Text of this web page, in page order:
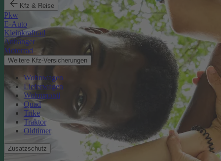
Kfz & Reise
Pkw
E-Auto
Kleinkraftrad
Anhänger
Motorrad
Weitere Kfz-Versicherungen
Wohnwagen
Lieferwagen
Wohnmobil
Quad
Trike
Traktor
Oldtimer
Zusatzschutz